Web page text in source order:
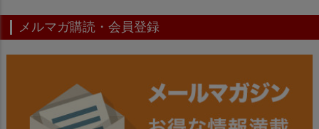
メルマガ購読・会員登録